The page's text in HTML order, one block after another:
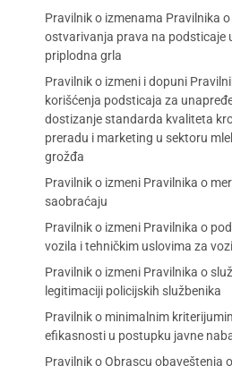
Pravilnik o izmenama Pravilnika
ostvarivanja prava na podsticaje
priplodna grla
Pravilnik o izmeni i dopuni
korišćenja podsticaja za
dostizanje standarda kvaliteta
preradu i marketing u sektoru
grožđa
Pravilnik o izmeni Pravilnika o
saobraćaju
Pravilnik o izmeni Pravilnika o
vozila i tehničkim uslovima za
Pravilnik o izmeni Pravilnika o
legitimaciji policijskih službenika
Pravilnik o minimalnim
efikasnosti u postupku javne
Pravilnik o Obrascu obaveštenja